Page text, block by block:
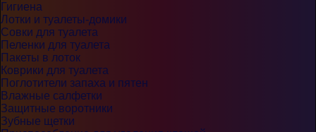
Гигиена
Лотки и туалеты-домики
Совки для туалета
Пеленки для туалета
Пакеты в лоток
Коврики для туалета
Поглотители запаха и пятен
Влажные салфетки
Защитные воротники
Зубные щетки